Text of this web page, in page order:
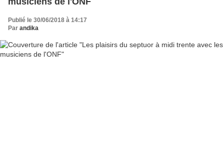
Publié le 30/06/2018 à 14:17
Par andika